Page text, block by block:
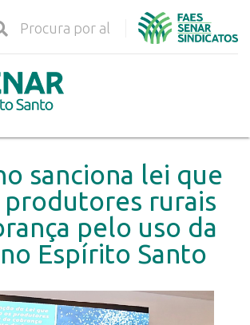
sanciona lei que
produtores rurais
pelo uso da
Espírito Santo